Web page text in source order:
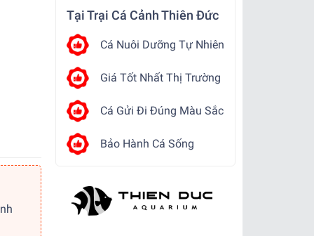
Tại Trại Cá Cảnh Thiên Đức
Cá Nuôi Dưỡng Tự Nhiên
Giá Tốt Nhất Thị Trường
Cá Gửi Đi Đúng Màu Sắc
Bảo Hành Cá Sống